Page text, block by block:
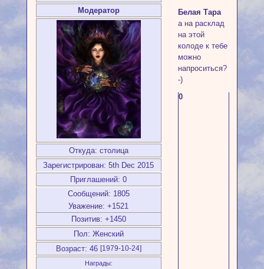
Модератор
Откуда: столица
Зарегистрирован: 5th Dec 2015
Приглашений: 0
Сообщений: 1805
Уважение: +1521
Позитив: +1450
Пол: Женский
Возраст: 46 [1979-10-24]
Награды:
Белая Тара
а на расклад
на этой
колоде к тебе
можно
напроситься?
-)
0